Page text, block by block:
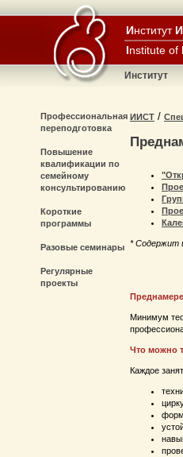
Институт И
Institute of I
Институт
Профессиональная
переподготовка
Повышение
квалификации по
семейному
консультированию
Короткие
программы
Разовые семинары
Регулярные
проекты
ИИСТ /
* Содержит
Минимум
Что можно
Каждое